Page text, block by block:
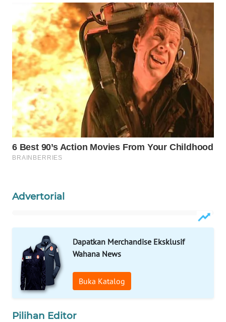
Advertorial
Dapatkan Merchandise Eksklusif
Wahana News
Buka Katalog
Pilihan Editor
UMKM
WAHANA
SELEB
WAHANA
PERSONA
WAHANA
OTOMOTIF
WAHANA
HEALTH
DESA
WISATA
LAPAK
WAHANA
Wahana
Network
LISTRIK